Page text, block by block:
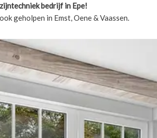
bedrijf in Epe!
geholpen in Emst, Oene & Vaassen.